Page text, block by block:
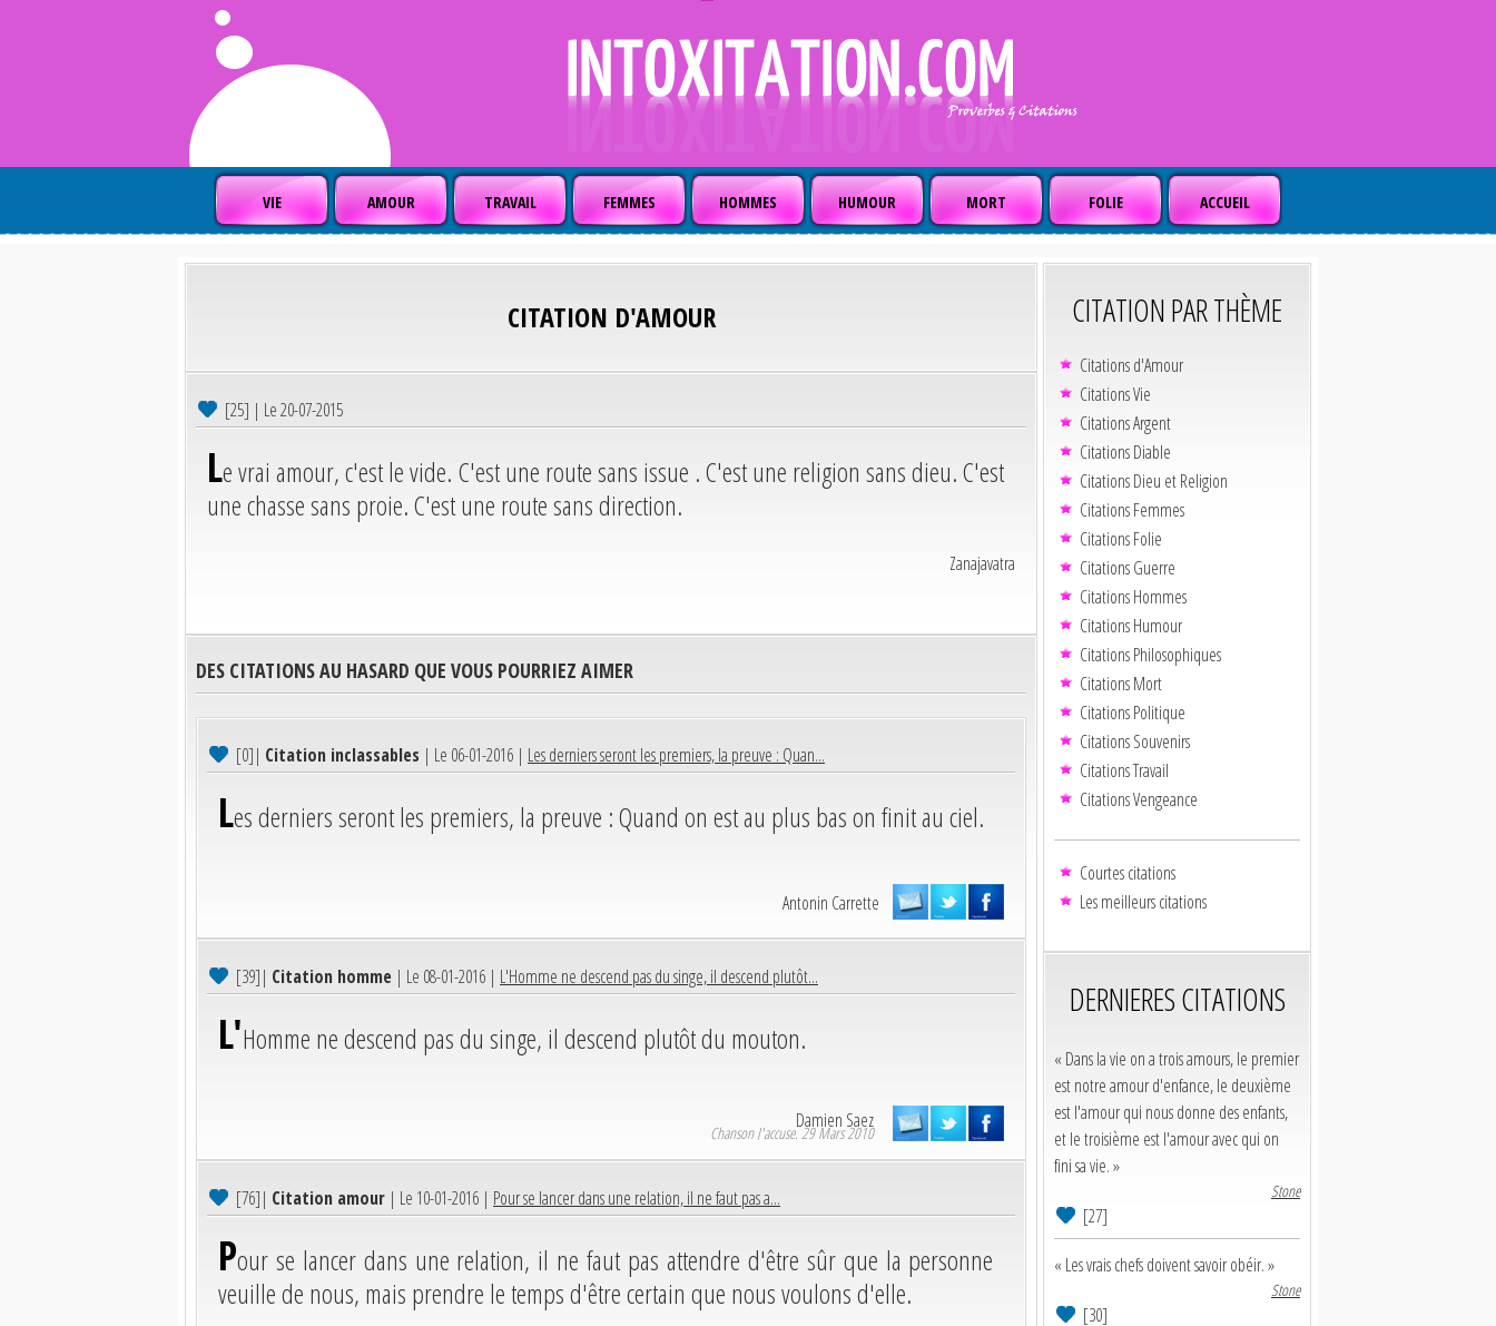
VIE AMOUR TRAVAIL FEMMES HOMMES HUMOUR MORT FOLIE ACCUEIL
CITATION D'AMOUR
[25] | Le 20-07-2015
Le vrai amour, c'est le vide. C'est une route sans issue . C'est une religion sans dieu. C'est
une chasse sans proie. C'est une route sans direction.
Zanajavatra
DES CITATIONS AU HASARD QUE VOUS POURRIEZ AIMER
[0]| Citation inclassables | Le 06-01-2016 | Les derniers seront les premiers, la preuve : Quan...
Les derniers seront les premiers, la preuve : Quand on est au plus bas on finit au ciel.
Antonin Carrette
[39]| Citation homme | Le 08-01-2016 | L'Homme ne descend pas du singe, il descend plutôt...
L'Homme ne descend pas du singe, il descend plutôt du mouton.
Damien Saez
Chanson J'accuse. 29 Mars 2010
[76]| Citation amour | Le 10-01-2016 | Pour se lancer dans une relation, il ne faut pas a...
Pour se lancer dans une relation, il ne faut pas attendre d'être sûr que la personne
veuille de nous, mais prendre le temps d'être certain que nous voulons d'elle.
CITATION PAR THÈME
Citations d'Amour
Citations Vie
Citations Argent
Citations Diable
Citations Dieu et Religion
Citations Femmes
Citations Folie
Citations Guerre
Citations Hommes
Citations Humour
Citations Philosophiques
Citations Mort
Citations Politique
Citations Souvenirs
Citations Travail
Citations Vengeance
Courtes citations
Les meilleurs citations
DERNIERES CITATIONS
« Dans la vie on a trois amours, le premier
est notre amour d'enfance, le deuxième
est l'amour qui nous donne des enfants,
et le troisième est l'amour avec qui on
fini sa vie. »
Stone
[27]
« Les vrais chefs doivent savoir obéir. »
Stone
[30]